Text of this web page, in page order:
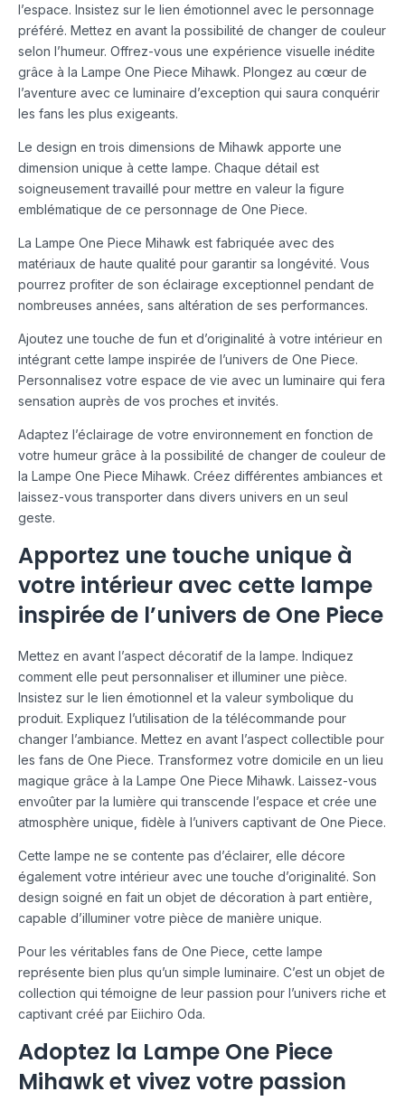
l’espace. Insistez sur le lien émotionnel avec le personnage
préféré. Mettez en avant la possibilité de changer de couleur
selon l’humeur. Offrez-vous une expérience visuelle inédite
grâce à la Lampe One Piece Mihawk. Plongez au cœur de
l’aventure avec ce luminaire d’exception qui saura conquérir
les fans les plus exigeants.
Le design en trois dimensions de Mihawk apporte une
dimension unique à cette lampe. Chaque détail est
soigneusement travaillé pour mettre en valeur la figure
emblématique de ce personnage de One Piece.
La Lampe One Piece Mihawk est fabriquée avec des
matériaux de haute qualité pour garantir sa longévité. Vous
pourrez profiter de son éclairage exceptionnel pendant de
nombreuses années, sans altération de ses performances.
Ajoutez une touche de fun et d’originalité à votre intérieur en
intégrant cette lampe inspirée de l’univers de One Piece.
Personnalisez votre espace de vie avec un luminaire qui fera
sensation auprès de vos proches et invités.
Adaptez l’éclairage de votre environnement en fonction de
votre humeur grâce à la possibilité de changer de couleur de
la Lampe One Piece Mihawk. Créez différentes ambiances et
laissez-vous transporter dans divers univers en un seul
geste.
Apportez une touche unique à
votre intérieur avec cette lampe
inspirée de l’univers de One Piece
Mettez en avant l’aspect décoratif de la lampe. Indiquez
comment elle peut personnaliser et illuminer une pièce.
Insistez sur le lien émotionnel et la valeur symbolique du
produit. Expliquez l’utilisation de la télécommande pour
changer l’ambiance. Mettez en avant l’aspect collectible pour
les fans de One Piece. Transformez votre domicile en un lieu
magique grâce à la Lampe One Piece Mihawk. Laissez-vous
envoûter par la lumière qui transcende l’espace et crée une
atmosphère unique, fidèle à l’univers captivant de One Piece.
Cette lampe ne se contente pas d’éclairer, elle décore
également votre intérieur avec une touche d’originalité. Son
design soigné en fait un objet de décoration à part entière,
capable d’illuminer votre pièce de manière unique.
Pour les véritables fans de One Piece, cette lampe
représente bien plus qu’un simple luminaire. C’est un objet de
collection qui témoigne de leur passion pour l’univers riche et
captivant créé par Eiichiro Oda.
Adoptez la Lampe One Piece
Mihawk et vivez votre passion